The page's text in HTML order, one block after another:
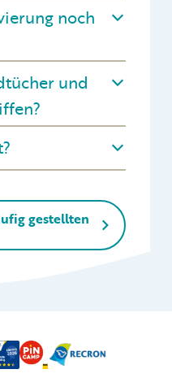
noch
und
gestellten